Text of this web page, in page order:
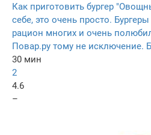
Как приготовить бургер
себе, это очень просто.
рацион многих и очень
Повар.ру тому не исключение.
30 мин
2
4.6
–